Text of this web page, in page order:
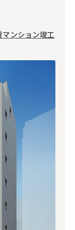
マンション竣工